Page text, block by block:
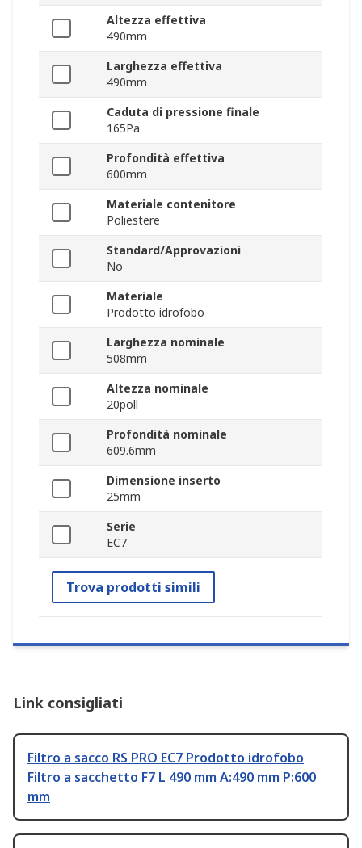
Altezza effettiva
490mm
Larghezza effettiva
490mm
Caduta di pressione finale
165Pa
Profondità effettiva
600mm
Materiale contenitore
Poliestere
Standard/Approvazioni
No
Materiale
Prodotto idrofobo
Larghezza nominale
508mm
Altezza nominale
20poll
Profondità nominale
609.6mm
Dimensione inserto
25mm
Serie
EC7
Trova prodotti simili
Link consigliati
Filtro a sacco RS PRO EC7 Prodotto idrofobo
Filtro a sacchetto F7 L 490 mm A:490 mm P:600
mm